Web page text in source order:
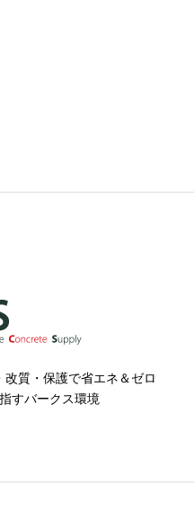
質・保護で省エネ＆ゼロ
すバークス環境